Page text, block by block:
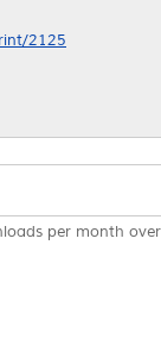
2125
per month